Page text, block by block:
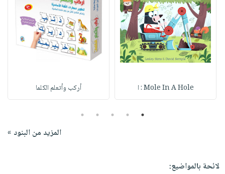
Mole In A Hole : ا أركب وأتعلم الكلما
1
2
3
4
5
المزيد من البنود »
لائحة بالمواضيع: